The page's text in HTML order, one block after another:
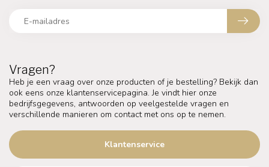
Vragen?
Heb je een vraag over onze producten of je bestelling? Bekijk dan
ook eens onze klantenservicepagina. Je vindt hier onze
bedrijfsgegevens, antwoorden op veelgestelde vragen en
verschillende manieren om contact met ons op te nemen.
Klantenservice